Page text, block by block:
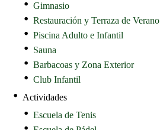
Gimnasio
Restauración y Terraza de Verano
Piscina Adulto e Infantil
Sauna
Barbacoas y Zona Exterior
Club Infantil
Actividades
Escuela de Tenis